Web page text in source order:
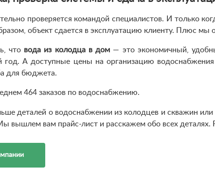
проверяется командой специалистов. И только
объект сдается в эксплуатацию клиенту. Плюс мы
что вода из колодца в дом — это экономичный,
год. А доступные цены на организацию
для бюджета.
464 заказов по водоснабжению.
деталей о водоснабжении из колодцев и скважин или
вышлем вам прайс-лист и расскажем обо всех деталях.